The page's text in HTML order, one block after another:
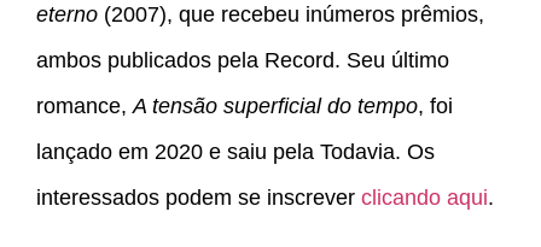
eterno (2007), que recebeu inúmeros prêmios,
ambos publicados pela Record. Seu último
romance, A tensão superficial do tempo, foi
lançado em 2020 e saiu pela Todavia. Os
interessados podem se inscrever clicando aqui.